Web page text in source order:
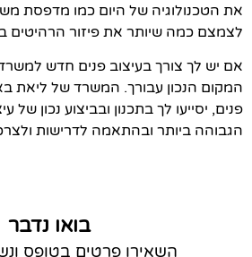
את הטכנולוגיה של היום כמו מדפסת
לצמצם כמה שיותר את פיזור הרהיטים
אם יש לך צורך בעיצוב פנים חדש
המקום הנכון עבורך. המשרד של ליאת
פנים, יסייעו לך בתכנון ובביצוע נכון
הגבוהה ביותר ובהתאמה לדרישות
בואו נדבר
השאירו פרטים בטופס